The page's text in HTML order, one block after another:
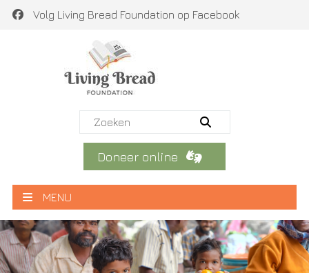
Volg Living Bread Foundation op Facebook
Doneer online
MENU